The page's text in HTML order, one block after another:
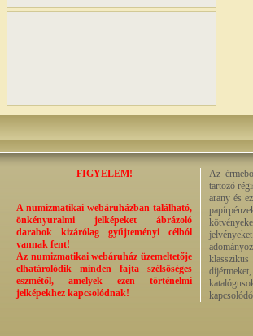
FIGYELEM!
A numizmatikai webáruházban található,
önkényuralmi jelképeket ábrázoló
darabok kizárólag gyűjteményi célból
vannak fent!
Az numizmatikai webáruház üzemeltetője
elhatárolódik minden fajta szélsőséges
eszmétől, amelyek ezen történelmi
jelképekhez kapcsolódnak!
Az
tartozó
arany és
klasszikus